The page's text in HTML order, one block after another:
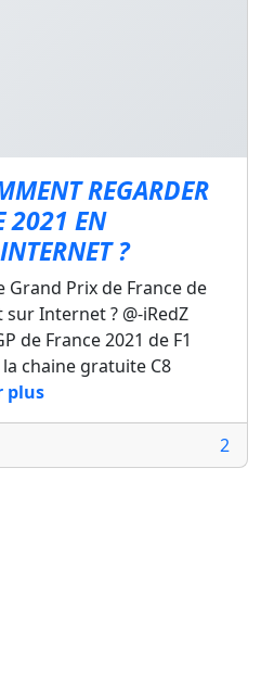
REGARDER
2021 EN
?
Prix de France de
Internet ? @-iRedZ
de France 2021 de F1
chaine gratuite C8
plus
2